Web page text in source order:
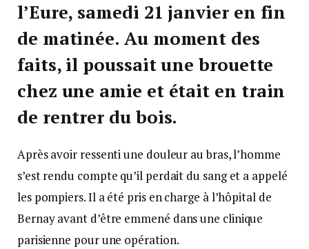
l’Eure, samedi 21 janvier en fin
de matinée. Au moment des
faits, il poussait une brouette
chez une amie et était en train
de rentrer du bois.
Après avoir ressenti une douleur au bras, l’homme
s’est rendu compte qu’il perdait du sang et a appelé
les pompiers. Il a été pris en charge à l’hôpital de
Bernay avant d’être emmené dans une clinique
parisienne pour une opération.